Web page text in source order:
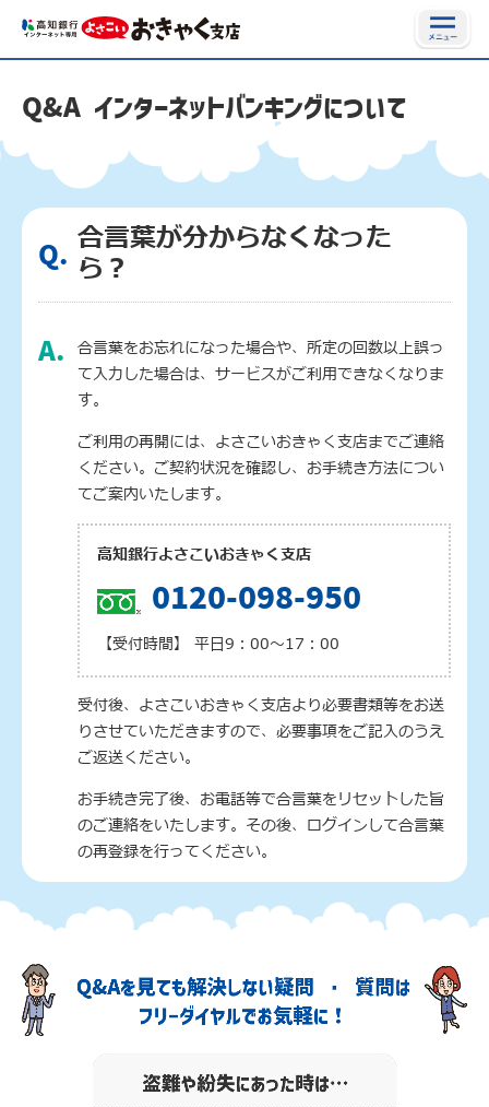
Q&A インターネットバンキングについて
Q. 合言葉が分からなくなった
ら？
A.
合言葉をお忘れになった場合や、所定の回数以上誤っ
て入力した場合は、サービスがご利用できなくなりま
す。
ご利用の再開には、よさこいおきゃく支店までご連絡
ください。ご契約状況を確認し、お手続き方法につい
てご案内いたします。
高知銀行よさこいおきゃく支店
0120-098-950
【受付時間】 平日9：00〜17：00
受付後、よさこいおきゃく支店より必要書類等をお送
りさせていただきますので、必要事項をご記入のうえ
ご返送ください。
お手続き完了後、お電話等で合言葉をリセットした旨
のご連絡をいたします。その後、ログインして合言葉
の再登録を行ってください。